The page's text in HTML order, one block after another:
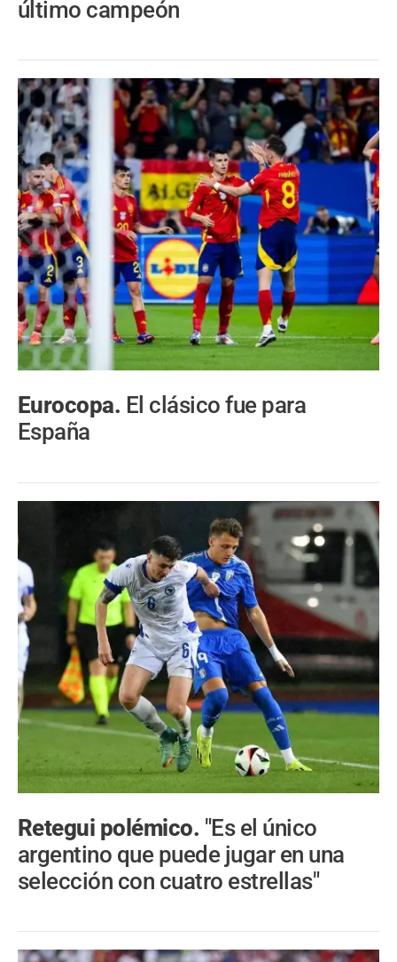
último campeón
Eurocopa. El clásico fue para
España
Retegui polémico. "Es el único
argentino que puede jugar en una
selección con cuatro estrellas"